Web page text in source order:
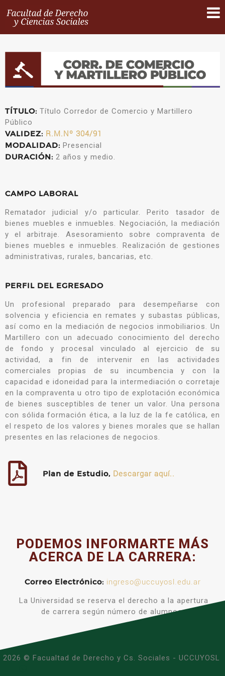
TÍTULO: Título Corredor de Comercio y Martillero
Público
VALIDEZ: R.M.Nº 304/91
MODALIDAD: Presencial
DURACIÓN: 2 años y medio.
CAMPO LABORAL
Rematador judicial y/o particular. Perito tasador de
bienes muebles e inmuebles. Negociación, la mediación
y el arbitraje. Asesoramiento sobre compraventa de
bienes muebles e inmuebles. Realización de gestiones
administrativas, rurales, bancarias, etc.
PERFIL DEL EGRESADO
Un profesional preparado para desempeñarse con
solvencia y eficiencia en remates y subastas públicas,
así como en la mediación de negocios inmobiliarios. Un
Martillero con un adecuado conocimiento del derecho
de fondo y procesal vinculado al ejercicio de su
actividad, a fin de intervenir en las actividades
comerciales propias de su incumbencia y con la
capacidad e idoneidad para la intermediación o corretaje
en la compraventa u otro tipo de explotación económica
de bienes susceptibles de tener un valor. Una persona
con sólida formación ética, a la luz de la fe católica, en
el respeto de los valores y bienes morales que se hallan
presentes en las relaciones de negocios.
Plan de Estudio, Descargar aquí..
PODEMOS INFORMARTE MÁS
ACERCA DE LA CARRERA:
Correo Electrónico: ingreso@uccuyosl.edu.ar
La Universidad se reserva el derecho a la apertura
de carrera según número de alumnos.
2026 © Facualtad de Derecho y Cs. Sociales - UCCUYOSL